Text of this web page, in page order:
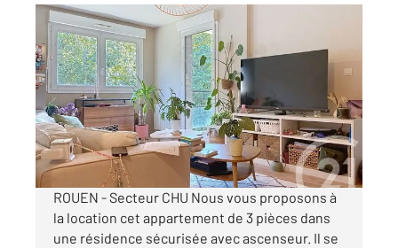
ROUEN 76
55,45 m
2, 3 pièces
Ref : 34391
Appartement T3 à louer
742 €
par mois charges comprises
ROUEN - Secteur CHU Nous vous proposons à
la location cet appartement de 3 pièces dans
une résidence sécurisée avec ascenseur. Il se